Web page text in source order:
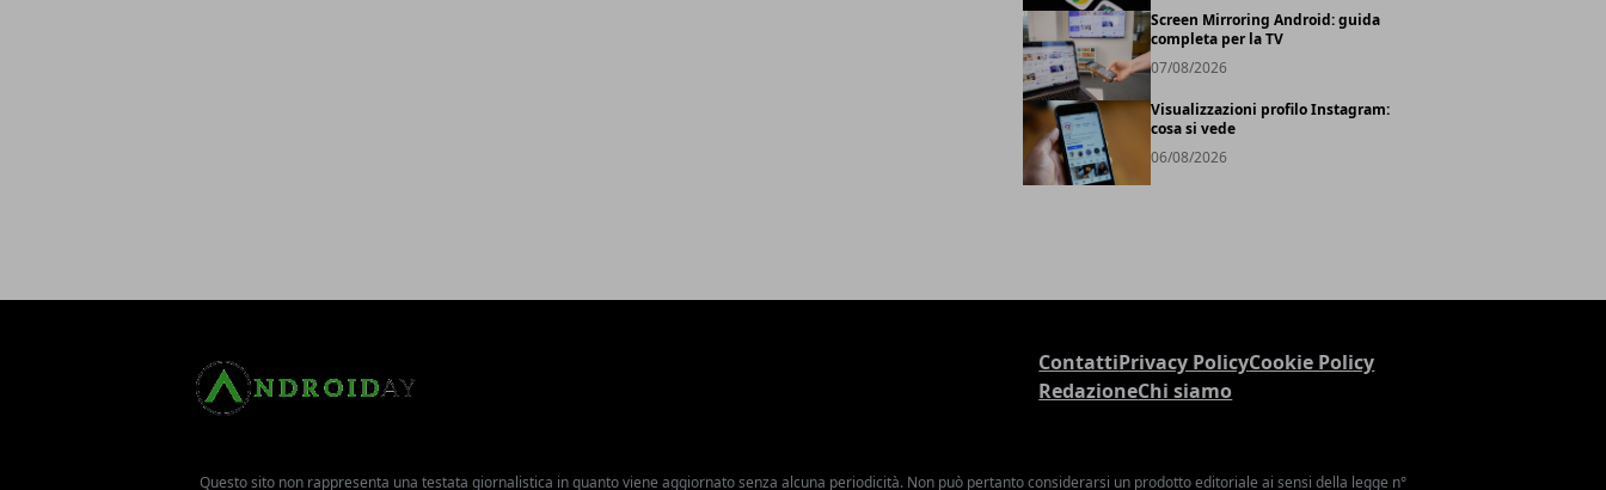
Screen Mirroring Android: guida
completa per la TV
07/08/2026
Visualizzazioni profilo Instagram:
cosa si vede
06/08/2026
ContattiPrivacy PolicyCookie Policy
RedazioneChi siamo
Questo sito non rappresenta una testata giornalistica in quanto viene aggiornato senza alcuna periodicità. Non può pertanto considerarsi un prodotto editoriale ai sensi della legge n°